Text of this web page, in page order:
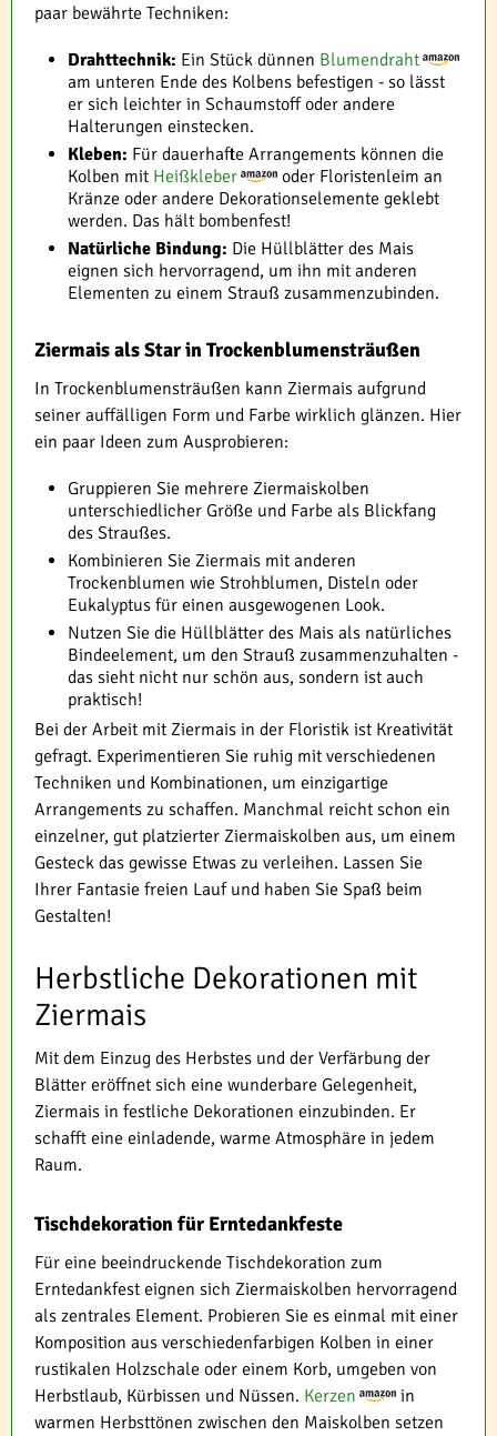
paar bewährte Techniken:
Drahttechnik: Ein Stück dünnen Blumendraht
am unteren Ende des Kolbens befestigen - so lässt
er sich leichter in Schaumstoff oder andere
Halterungen einstecken.
Kleben: Für dauerhafte Arrangements können die
Kolben mit Heißkleber
oder Floristenleim an
Kränze oder andere Dekorationselemente geklebt
werden. Das hält bombenfest!
Natürliche Bindung: Die Hüllblätter des Mais
eignen sich hervorragend, um ihn mit anderen
Elementen zu einem Strauß zusammenzubinden.
Ziermais als Star in Trockenblumensträußen
In Trockenblumensträußen kann Ziermais aufgrund
seiner auffälligen Form und Farbe wirklich glänzen. Hier
ein paar Ideen zum Ausprobieren:
Gruppieren Sie mehrere Ziermaiskolben
unterschiedlicher Größe und Farbe als Blickfang
des Straußes.
Kombinieren Sie Ziermais mit anderen
Trockenblumen wie Strohblumen, Disteln oder
Eukalyptus für einen ausgewogenen Look.
Nutzen Sie die Hüllblätter des Mais als natürliches
Bindeelement, um den Strauß zusammenzuhalten -
das sieht nicht nur schön aus, sondern ist auch
praktisch!
Bei der Arbeit mit Ziermais in der Floristik ist Kreativität
gefragt. Experimentieren Sie ruhig mit verschiedenen
Techniken und Kombinationen, um einzigartige
Arrangements zu schaffen. Manchmal reicht schon ein
einzelner, gut platzierter Ziermaiskolben aus, um einem
Gesteck das gewisse Etwas zu verleihen. Lassen Sie
Ihrer Fantasie freien Lauf und haben Sie Spaß beim
Gestalten!
Herbstliche Dekorationen mit
Ziermais
Mit dem Einzug des Herbstes und der Verfärbung der
Blätter eröffnet sich eine wunderbare Gelegenheit,
Ziermais in festliche Dekorationen einzubinden. Er
schafft eine einladende, warme Atmosphäre in jedem
Raum.
Tischdekoration für Erntedankfeste
Für eine beeindruckende Tischdekoration zum
Erntedankfest eignen sich Ziermaiskolben hervorragend
als zentrales Element. Probieren Sie es einmal mit einer
Komposition aus verschiedenfarbigen Kolben in einer
rustikalen Holzschale oder einem Korb, umgeben von
Herbstlaub, Kürbissen und Nüssen. Kerzen
in
warmen Herbsttönen zwischen den Maiskolben setzen